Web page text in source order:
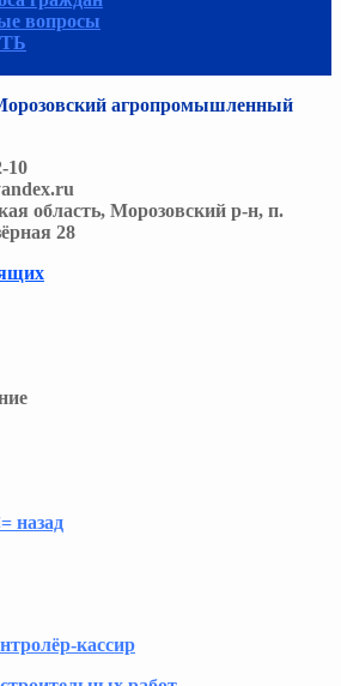
вопросы
агропромышленный
10
область, Морозовский р-н, п.
28
назад
кассир